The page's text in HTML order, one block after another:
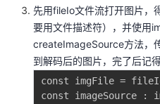
先用fileIo文件流打开图片，
要用文件描述符），并使用
createImageSource方法，
到解码后的图片，完了后记
const imgFile =
const imageSource :